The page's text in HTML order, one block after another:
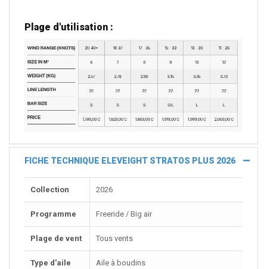
Plage d'utilisation :
FICHE TECHNIQUE ELEVEIGHT STRATOS PLUS 2026
Collection 2026
Programme Freeride / Big air
Plage de vent Tous vents
Type d'aile Aile à boudins